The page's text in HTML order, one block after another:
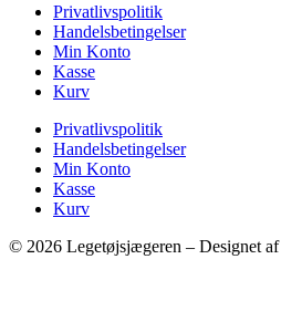
Privatlivspolitik
Handelsbetingelser
Min Konto
Kasse
Kurv
Privatlivspolitik
Handelsbetingelser
Min Konto
Kasse
Kurv
© 2026 Legetøjsjægeren – Designet af